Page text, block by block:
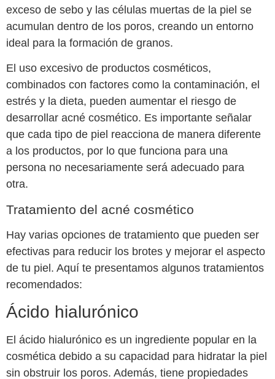
exceso de sebo y las células muertas de la piel se
acumulan dentro de los poros, creando un entorno
ideal para la formación de granos.
El uso excesivo de productos cosméticos,
combinados con factores como la contaminación, el
estrés y la dieta, pueden aumentar el riesgo de
desarrollar acné cosmético. Es importante señalar
que cada tipo de piel reacciona de manera diferente
a los productos, por lo que funciona para una
persona no necesariamente será adecuado para
otra.
Tratamiento del acné cosmético
Hay varias opciones de tratamiento que pueden ser
efectivas para reducir los brotes y mejorar el aspecto
de tu piel. Aquí te presentamos algunos tratamientos
recomendados:
Ácido hialurónico
El ácido hialurónico es un ingrediente popular en la
cosmética debido a su capacidad para hidratar la piel
sin obstruir los poros. Además, tiene propiedades